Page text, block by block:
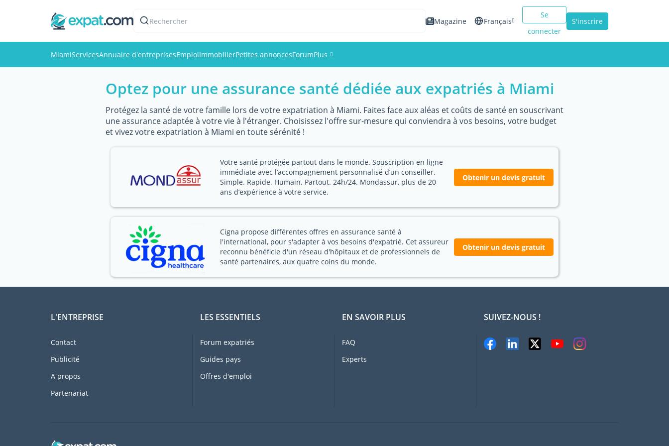
Rechercher Magazine Français
Italiano
Se
connecter
S'inscrire
MiamiServicesAnnuaire d'entreprisesEmploiImmobilierPetites annoncesForumPlus
Événements
Membres
Optez pour une assurance santé dédiée aux expatriés à Miami
Protégez la santé de votre famille lors de votre expatriation à Miami. Faites face aux aléas et coûts de santé en souscrivant
une assurance adaptée à votre vie à l'étranger. Choisissez l'offre sur-mesure qui conviendra à vos besoins, votre budget
et vivez votre expatriation à Miami en toute sérénité !
Votre santé protégée partout dans le monde. Souscription en ligne
immédiate avec l’accompagnement personnalisé d’un conseiller.
Simple. Rapide. Humain. Partout. 24h/24. Mondassur, plus de 20
ans d’expérience à votre service.
Obtenir un devis gratuit
Cigna propose différentes offres en assurance santé à
l'international, pour s'adapter à vos besoins d'expatrié. Cet assureur
reconnu bénéficie d'un réseau d'hôpitaux et de professionnels de
santé partenaires, aux quatre coins du monde.
Obtenir un devis gratuit
L'ENTREPRISE
Contact
Publicité
A propos
Partenariat
LES ESSENTIELS
Forum expatriés
Guides pays
Offres d'emploi
EN SAVOIR PLUS
FAQ
Experts
SUIVEZ-NOUS !